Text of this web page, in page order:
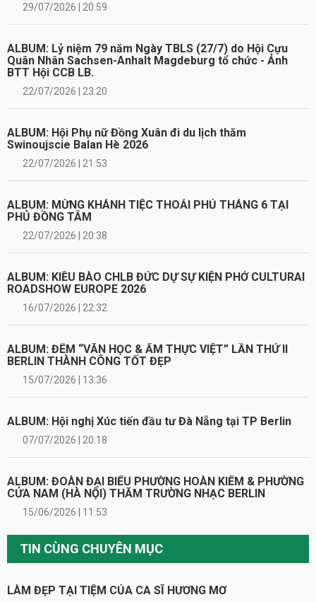
29/07/2026 | 20:59
ALBUM: Lỷ niệm 79 năm Ngày TBLS (27/7) do Hội Cựu
Quân Nhân Sachsen-Anhalt Magdeburg tổ chức - Ảnh
BTT Hội CCB LB.
22/07/2026 | 23:20
ALBUM: Hội Phụ nữ Đồng Xuân đi du lịch thăm
Swinoujscie Balan Hè 2026
22/07/2026 | 21:53
ALBUM: MỪNG KHÁNH TIỆC THOẢI PHỦ THÁNG 6 TẠI
PHỦ ĐỒNG TÂM
22/07/2026 | 20:38
ALBUM: KIỀU BÀO CHLB ĐỨC DỰ SỰ KIỆN PHỞ CULTURAI
ROADSHOW EUROPE 2026
16/07/2026 | 22:32
ALBUM: ĐÊM “VĂN HỌC & ẨM THỰC VIỆT” LẦN THỨ II
BERLIN THÀNH CÔNG TỐT ĐẸP
15/07/2026 | 13:36
ALBUM: Hội nghị Xúc tiến đầu tư Đà Nẵng tại TP Berlin
07/07/2026 | 20:18
ALBUM: ĐOÀN ĐẠI BIỂU PHƯỜNG HOÀN KIẾM & PHƯỜNG
CỬA NAM (HÀ NỘI) THĂM TRƯỜNG NHẠC BERLIN
15/06/2026 | 11:53
TIN CÙNG CHUYÊN MỤC
LÀM ĐẸP TẠI TIỆM CỦA CA SĨ HƯƠNG MƠ